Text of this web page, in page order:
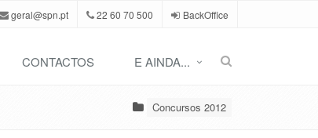
geral@spn.pt 22 60 70 500 BackOffice
CONTACTOS E AINDA...
Concursos 2012